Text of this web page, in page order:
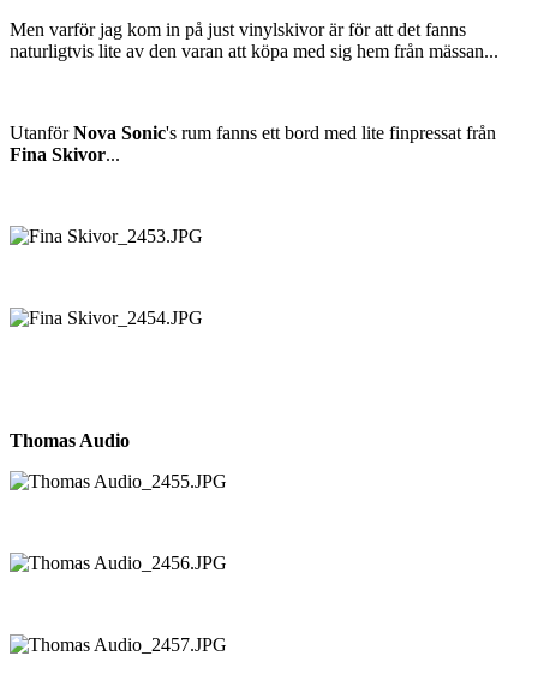
Men varför jag kom in på just vinylskivor är för att det fanns
naturligtvis lite av den varan att köpa med sig hem från mässan...
UtanförNova Sonic's rum fanns ett bord med lite finpressat från
Fina Skivor...
Thomas Audio